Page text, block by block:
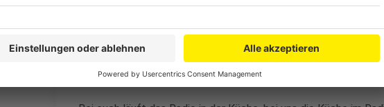
Das ist der Kitchen Club by Nelson Müller